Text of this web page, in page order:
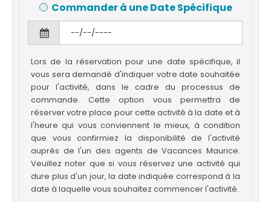
Commander à une Date Spécifique
Lors de la réservation pour une date spécifique, il
vous sera demandé d'indiquer votre date souhaitée
pour l'activité, dans le cadre du processus de
commande. Cette option vous permettra de
réserver votre place pour cette activité à la date et à
l'heure qui vous conviennent le mieux, à condition
que vous confirmiez la disponibilité de l'activité
auprès de l'un des agents de Vacances Maurice.
Veuillez noter que si vous réservez une activité qui
dure plus d'un jour, la date indiquée correspond à la
date à laquelle vous souhaitez commencer l'activité.